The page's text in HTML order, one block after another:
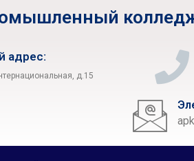
адрес:
д.15